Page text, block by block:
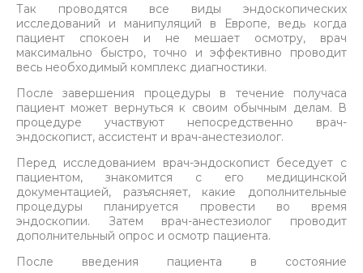
Так проводятся все виды эндоскопических
исследований и манипуляций в Европе, ведь когда
пациент спокоен и не мешает осмотру, врач
максимально быстро, точно и эффективно проводит
весь необходимый комплекс диагностики.
После завершения процедуры в течение получаса
пациент может вернуться к своим обычным делам. В
процедуре участвуют непосредственно врач-
эндоскопист, ассистент и врач-анестезиолог.
Перед исследованием врач-эндоскопист беседует с
пациентом, знакомится с его медицинской
документацией, разъясняет, какие дополнительные
процедуры планируется провести во время
эндоскопии. Затем врач-анестезиолог проводит
дополнительный опрос и осмотр пациента.
После введения пациента в состояние